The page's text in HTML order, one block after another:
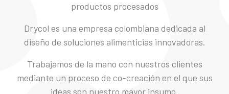
productos procesados
Drycol es una empresa colombiana dedicada al
diseño de soluciones alimenticias innovadoras.
Trabajamos de la mano con nuestros clientes
mediante un proceso de co-creación en el que sus
ideas son nuestro mayor insumo.